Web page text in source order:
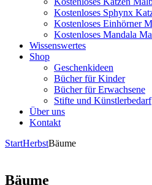
Kostenloses Sphynx
Kostenloses Einhörner
Kostenloses Mandala
Wissenswertes
Shop
Geschenkideen
Bücher für Kinder
Bücher für Erwachsene
Stifte und Künstlerbedarf
Über uns
Kontakt
StartHerbstBäume
Bäume